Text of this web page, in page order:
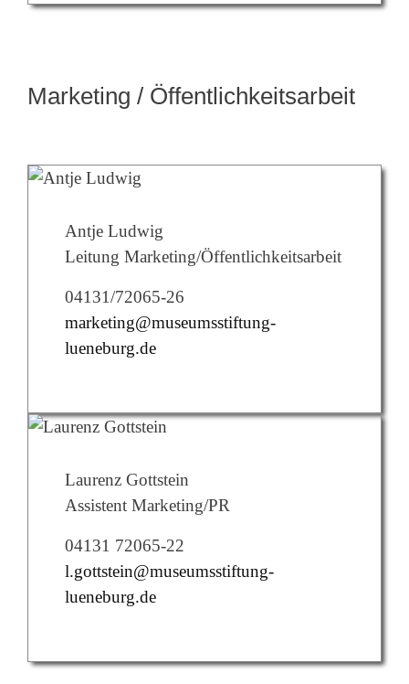
Marketing / Öffentlichkeitsarbeit
Antje Ludwig
Leitung Marketing/Öffentlichkeitsarbeit
04131/72065-26
marketing@museumsstiftung-
lueneburg.de
Laurenz Gottstein
Assistent Marketing/PR
04131 72065-22
l.gottstein@museumsstiftung-
lueneburg.de